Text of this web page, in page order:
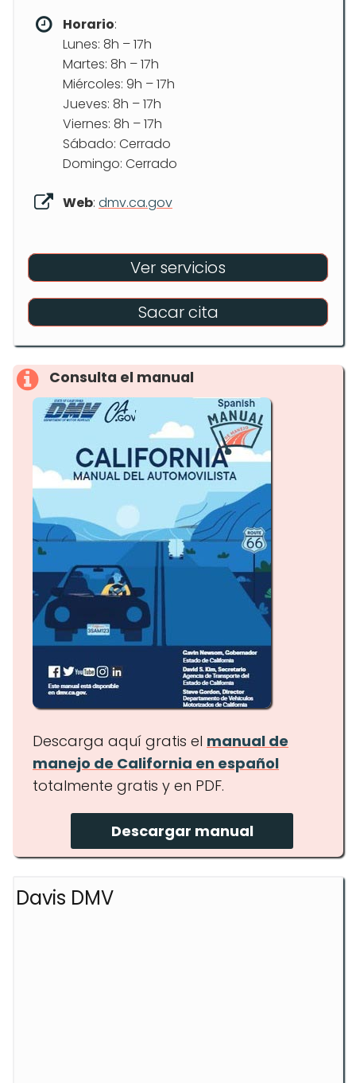
Horario:
Lunes: 8h – 17h
Martes: 8h – 17h
Miércoles: 9h – 17h
Jueves: 8h – 17h
Viernes: 8h – 17h
Sábado: Cerrado
Domingo: Cerrado
Web: dmv.ca.gov
Ver servicios
Sacar cita
Consulta el manual
Descarga aquí gratis el manual de
manejo de California en español
totalmente gratis y en PDF.
Descargar manual
Davis DMV